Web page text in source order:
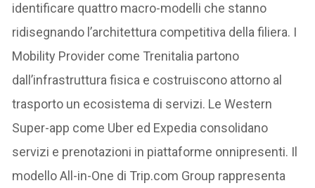
identificare quattro macro-modelli che stanno
ridisegnando l’architettura competitiva della filiera. I
Mobility Provider come Trenitalia partono
dall’infrastruttura fisica e costruiscono attorno al
trasporto un ecosistema di servizi. Le Western
Super-app come Uber ed Expedia consolidano
servizi e prenotazioni in piattaforme onnipresenti. Il
modello All-in-One di Trip.com Group rappresenta